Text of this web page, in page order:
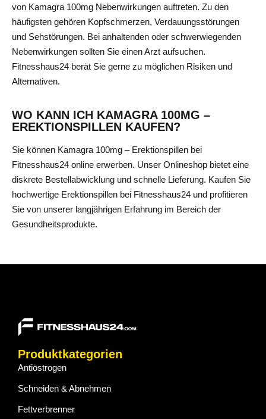
von Kamagra 100mg Nebenwirkungen auftreten. Zu den
häufigsten gehören Kopfschmerzen, Verdauungsstörungen
und Sehstörungen. Bei anhaltenden oder schwerwiegenden
Nebenwirkungen sollten Sie einen Arzt aufsuchen.
Fitnesshaus24 berät Sie gerne zu möglichen Risiken und
Alternativen.
WO KANN ICH KAMAGRA 100MG –
EREKTIONSPILLEN KAUFEN?
Sie können Kamagra 100mg – Erektionspillen bei
Fitnesshaus24 online erwerben. Unser Onlineshop bietet eine
diskrete Bestellabwicklung und schnelle Lieferung. Kaufen Sie
hochwertige Erektionspillen bei Fitnesshaus24 und profitieren
Sie von unserer langjährigen Erfahrung im Bereich der
Gesundheitsprodukte.
Produktkategorien
Antiöstrogen
Schneiden & Abnehmen
Fettverbrenner